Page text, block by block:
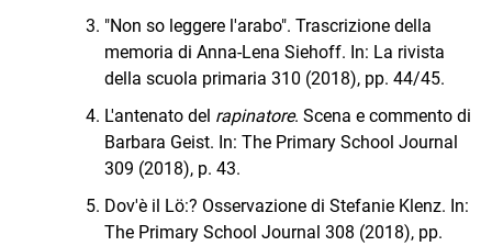
"Non so leggere l'arabo". Trascrizione della
memoria di Anna-Lena Siehoff. In: La rivista
della scuola primaria 310 (2018), pp. 44/45.
L'antenato del rapinatore. Scena e commento di
Barbara Geist. In: The Primary School Journal
309 (2018), p. 43.
Dov'è il Lö:? Osservazione di Stefanie Klenz. In:
The Primary School Journal 308 (2018), pp.